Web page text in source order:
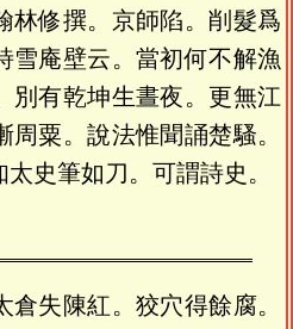
林修撰。京師陷。削髮爲
雪庵壁云。當初何不解漁
別有乾坤生晝夜。更無江
粟。說法惟聞誦楚騷。
史筆如刀。可謂詩史。
失陳紅。狡穴得餘腐。